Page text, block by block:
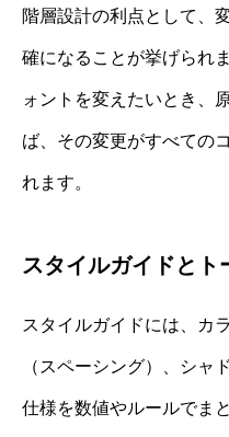
階層設計の利点として、
確になることが挙げられ
ォントを変えたいとき、
ば、その変更がすべての
れます。
スタイルガイドとト
スタイルガイドには、カ
（スペーシング）、シャ
仕様を数値やルールでま